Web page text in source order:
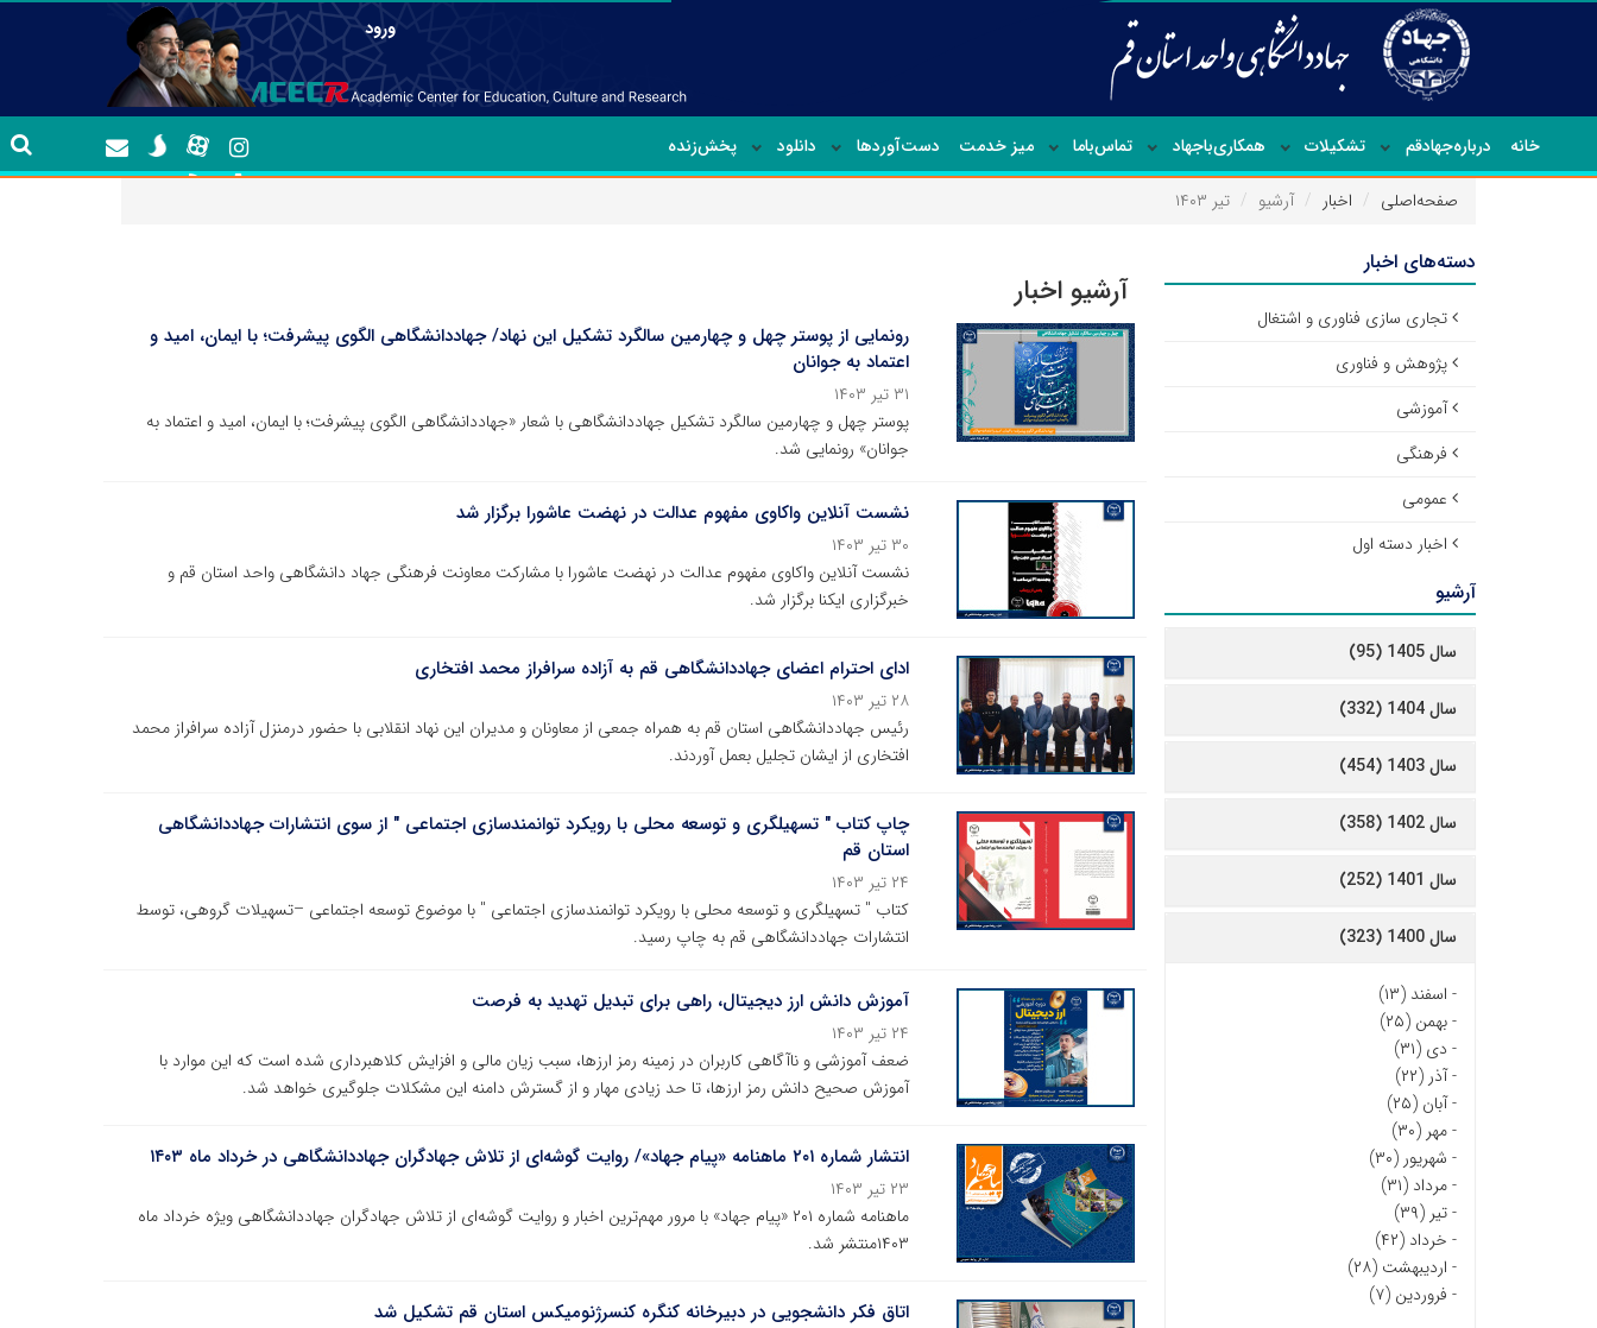
ورود
خانه درباره‌جهاد‌قم تشکیلات همکاری‌باجهاد تماس‌با‌ما میز خدمت دست‌آوردها دانلود پخش‌زنده
صفحه‌اصلی اخبار آرشیو تیر ۱۴۰۳
آرشیو اخبار
رونمایی از پوستر چهل و چهارمین سالگرد تشکیل این نهاد/ جهاددانشگاهی الگوی پیشرفت؛ با ایمان، امید و
اعتماد به جوانان
۳۱ تیر ۱۴۰۳
پوستر چهل و چهارمین سالگرد تشکیل جهاددانشگاهی با شعار «جهاددانشگاهی الگوی پیشرفت؛ با ایمان، امید و اعتماد به
جوانان» رونمایی شد.
نشست آنلاین واکاوی مفهوم عدالت در نهضت عاشورا برگزار شد
۳۰ تیر ۱۴۰۳
نشست آنلاین واکاوی مفهوم عدالت در نهضت عاشورا با مشارکت معاونت فرهنگی جهاد دانشگاهی واحد استان قم و
خبرگزاری ایکنا برگزار شد.
ادای احترام اعضای جهاددانشگاهی قم به آزاده سرافراز محمد افتخاری
۲۸ تیر ۱۴۰۳
رئیس جهاددانشگاهی استان قم به همراه جمعی از معاونان و مدیران این نهاد انقلابی با حضور درمنزل آزاده سرافراز محمد
افتخاری از ایشان تجلیل بعمل آوردند.
چاپ کتاب " تسهیلگری و توسعه محلی با رویکرد توانمندسازی اجتماعی " از سوی انتشارات جهاددانشگاهی
استان قم
۲۴ تیر ۱۴۰۳
کتاب " تسهیلگری و توسعه محلی با رویکرد توانمندسازی اجتماعی " با موضوع توسعه اجتماعی –تسهیلات گروهی، توسط
انتشارات جهاددانشگاهی قم به چاپ رسید.
آموزش دانش ارز دیجیتال، راهی برای تبدیل تهدید به فرصت
۲۴ تیر ۱۴۰۳
ضعف آموزشی و ناآگاهی کاربران در زمینه رمز ارزها، سبب زیان مالی و افزایش کلاهبرداری شده است که این موارد با
آموزش صحیح دانش رمز ارزها، تا حد زیادی مهار و از گسترش دامنه این مشکلات جلوگیری خواهد شد.
انتشار شماره ۲۰۱ ماهنامه «پیام جهاد»/ روایت گوشه‌ای از تلاش جهادگران جهاددانشگاهی در خرداد ماه ۱۴۰۳
۲۳ تیر ۱۴۰۳
ماهنامه شماره‌ ۲۰۱ «پیام جهاد» با مرور مهم‌ترین اخبار و روایت گوشه‌ای از تلاش جهادگران جهاددانشگاهی ویژه خرداد ماه
۱۴۰۳منتشر شد.
اتاق فکر دانشجویی در دبیرخانه کنگره کنسرژنومیکس استان قم تشکیل شد
دسته‌های اخبار
تجاری سازی فناوری و اشتغال
پژوهش و فناوری
آموزشی
فرهنگی
عمومی
اخبار دسته اول
آرشیو
سال 1405 (95)
سال 1404 (332)
سال 1403 (454)
سال 1402 (358)
سال 1401 (252)
سال 1400 (323)
- اسفند (۱۳)
-بهمن (۲۵)
- دی (۳۱)
-آذر (۲۲)
-آبان (۲۵)
-مهر (۳۰)
- شهریور (۳۰)
-مرداد (۳۱)
-تیر (۳۹)
- خرداد (۴۲)
- اردیبهشت (۲۸)
- فروردین (۷)